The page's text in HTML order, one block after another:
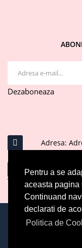
Pentru a se
aceasta pagina
Continuand
declarati de
Politica de
Dezaboneaza
Adresa:
Toate drepturile